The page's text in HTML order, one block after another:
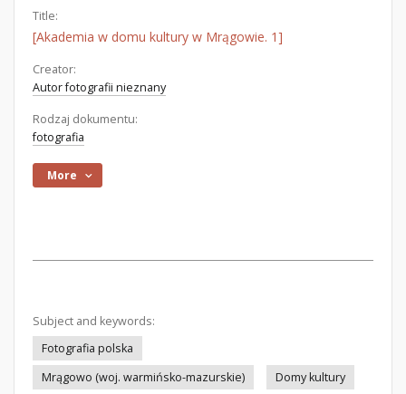
Title:
[Akademia w domu kultury w Mrągowie. 1]
Creator:
Autor fotografii nieznany
Rodzaj dokumentu:
fotografia
More
Subject and keywords:
Fotografia polska
Mrągowo (woj. warmińsko-mazurskie)
Domy kultury